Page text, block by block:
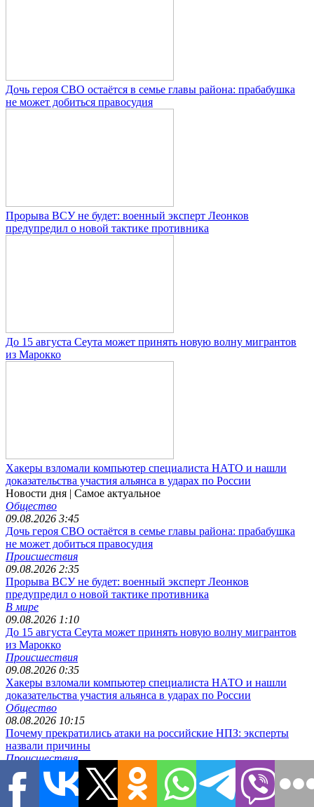
Дочь героя СВО остаётся в семье главы района: прабабушка
не может добиться правосудия
Прорыва ВСУ не будет: военный эксперт Леонков
предупредил о новой тактике противника
До 15 августа Сеута может принять новую волну мигрантов
из Марокко
Хакеры взломали компьютер специалиста НАТО и нашли
доказательства участия альянса в ударах по России
Новости дня | Самое актуальное
Общество
09.08.2026 3:45
Дочь героя СВО остаётся в семье главы района: прабабушка
не может добиться правосудия
Происшествия
09.08.2026 2:35
Прорыва ВСУ не будет: военный эксперт Леонков
предупредил о новой тактике противника
В мире
09.08.2026 1:10
До 15 августа Сеута может принять новую волну мигрантов
из Марокко
Происшествия
09.08.2026 0:35
Хакеры взломали компьютер специалиста НАТО и нашли
доказательства участия альянса в ударах по России
Общество
08.08.2026 10:15
Почему прекратились атаки на российские НПЗ: эксперты
назвали причины
Происшествия
08.08.2026 10:12
Российские войска формируют котёл для ВСУ под Харьковом